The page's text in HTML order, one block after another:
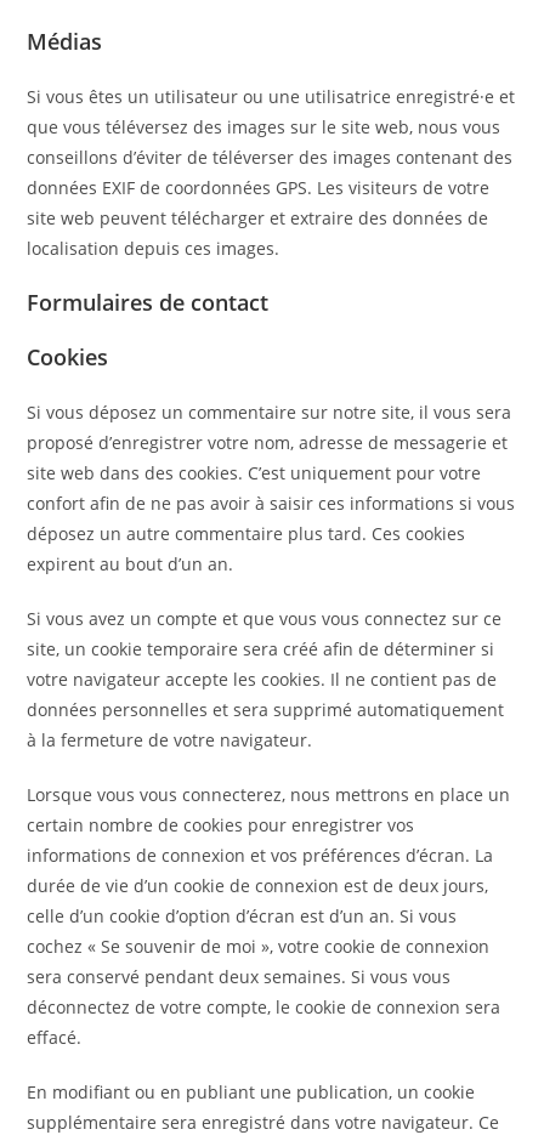
Médias
Si vous êtes un utilisateur ou une utilisatrice enregistré·e et
que vous téléversez des images sur le site web, nous vous
conseillons d’éviter de téléverser des images contenant des
données EXIF de coordonnées GPS. Les visiteurs de votre
site web peuvent télécharger et extraire des données de
localisation depuis ces images.
Formulaires de contact
Cookies
Si vous déposez un commentaire sur notre site, il vous sera
proposé d’enregistrer votre nom, adresse de messagerie et
site web dans des cookies. C’est uniquement pour votre
confort afin de ne pas avoir à saisir ces informations si vous
déposez un autre commentaire plus tard. Ces cookies
expirent au bout d’un an.
Si vous avez un compte et que vous vous connectez sur ce
site, un cookie temporaire sera créé afin de déterminer si
votre navigateur accepte les cookies. Il ne contient pas de
données personnelles et sera supprimé automatiquement
à la fermeture de votre navigateur.
Lorsque vous vous connecterez, nous mettrons en place un
certain nombre de cookies pour enregistrer vos
informations de connexion et vos préférences d’écran. La
durée de vie d’un cookie de connexion est de deux jours,
celle d’un cookie d’option d’écran est d’un an. Si vous
cochez « Se souvenir de moi », votre cookie de connexion
sera conservé pendant deux semaines. Si vous vous
déconnectez de votre compte, le cookie de connexion sera
effacé.
En modifiant ou en publiant une publication, un cookie
supplémentaire sera enregistré dans votre navigateur. Ce